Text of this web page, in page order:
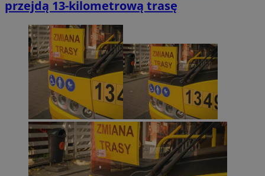
przejdą 13-kilometrową trasę